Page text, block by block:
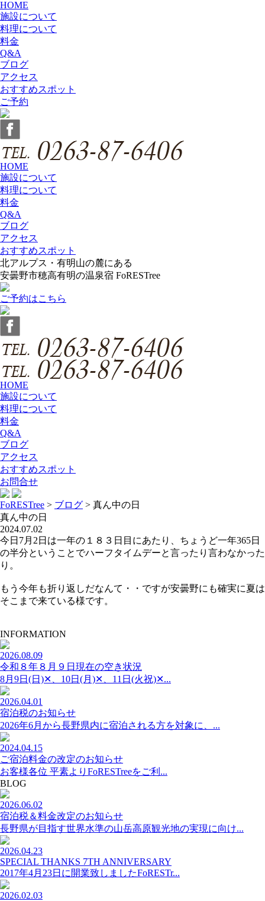
HOME
施設について
料理について
料金
Q&A
ブログ
アクセス
おすすめスポット
ご予約
HOME
施設について
料理について
料金
Q&A
ブログ
アクセス
おすすめスポット
北アルプス・有明山の麓にある
安曇野市穂高有明の温泉宿 FoRESTree
ご予約はこちら
HOME
施設について
料理について
料金
Q&A
ブログ
アクセス
おすすめスポット
お問合せ
FoRESTree > ブログ > 真ん中の日
真ん中の日
2024.07.02
今日7月2日は一年の１８３日目にあたり、ちょうど一年365日
の半分ということでハーフタイムデーと言ったり言わなかった
り。
もう今年も折り返しだなんて・・ですが安曇野にも確実に夏は
そこまで来ている様です。
INFORMATION
2026.08.09
令和８年８月９日現在の空き状況
8月9日(日)✕、10日(月)✕、11日(火祝)✕...
2026.04.01
宿泊税のお知らせ
2026年6月から長野県内に宿泊される方を対象に、...
2024.04.15
ご宿泊料金の改定のお知らせ
お客様各位 平素よりFoRESTreeをご利...
BLOG
2026.06.02
宿泊税＆料金改定のお知らせ
長野県が目指す世界水準の山岳高原観光地の実現に向け...
2026.04.23
SPECIAL THANKS 7TH ANNIVERSARY
2017年4月23日に開業致しましたFoRESTr...
2026.02.03